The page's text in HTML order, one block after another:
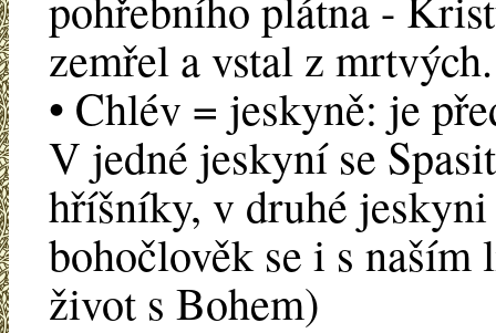
zemřel a vstal z mrtvých.
• Chlév = jeskyně: je
V jedné jeskyní se
hříšníky, v druhé
bohočlověk se i s
život s Bohem)